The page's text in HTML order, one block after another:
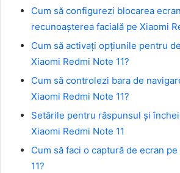
Cum să configurezi blocarea
recunoașterea facială pe Xiaomi
Cum să activați opțiunile pentru
Xiaomi Redmi Note 11?
Cum să controlezi bara de
Xiaomi Redmi Note 11?
Setările pentru răspunsul și
Xiaomi Redmi Note 11
Cum să faci o captură de ecran
11?